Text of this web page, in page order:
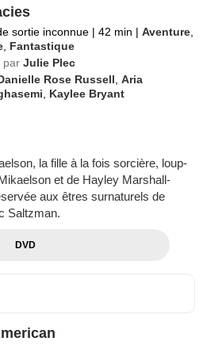
sortie inconnue | 42 min | Aventure
Fantastique
par Julie Plec
Rose Russell ,Aria
Kaylee Bryant
la fille à la fois sorcière, loup-
et de Hayley Marshall-
aux êtres surnaturels de
Saltzman.
DVD